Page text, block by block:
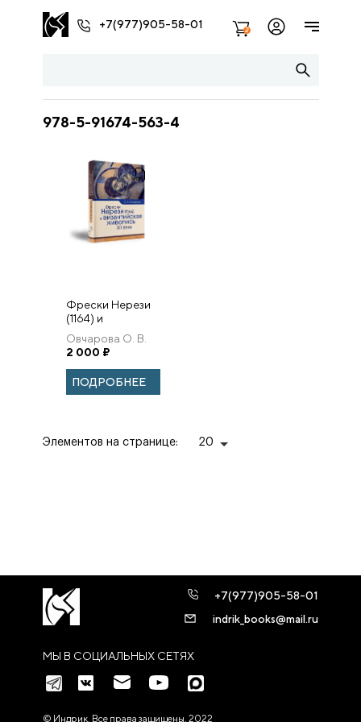
+7(977)905-58-01 2
978-5-91674-563-4
Фрески Нерези
(1164) и
византийская
живопись XII
века.
Овчарова О. В.
2 000 ₽
ПОДРОБНЕЕ
Элементов на странице: 20
МЫ В СОЦИАЛЬНЫХ СЕТЯХ
+7(977)905-58-01
indrik_books@mail.ru
© Индрик. Все права защищены, 2022